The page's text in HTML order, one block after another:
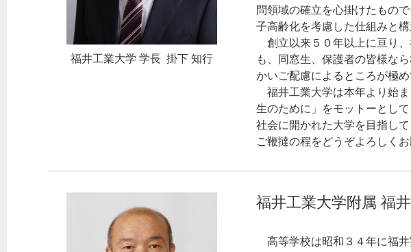
福井工業大学 学長 掛下 知行
問領域の確立を心掛けたもの
子高齢化を考慮した仕組みと
創立以来５０年以上に亘り
も、同窓生、保護者の皆様な
かいご配慮によるところが極
福井工業大学は本年より始
生のために」をモットーとし
社会に開かれた大学を目指し
ご鞭撻の程をどうぞよろしくお
福井工業大学附属 福
高等学校は昭和３４年に福